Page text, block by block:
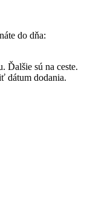
do dňa:
Ďalšie sú na ceste.
dátum dodania.